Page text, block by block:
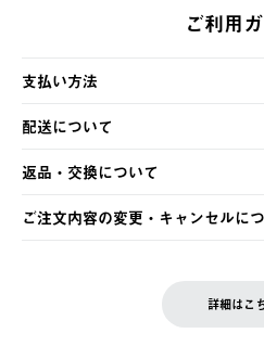
ご利用
支払い方法
以下のいずれかの方法でお支払い
・クレジットカード決済
・コンビニ決済
・Pay-easy決済
配送について
【発送スケジュール】
ご注文・ご入金完了より2営業日以
土日祝の発送はございませんので
の発送となる場合がございます。
返品・交換について
※お客様都合の場合
お客様都合の返品にかかる送料は
ご注文内容の変更・キャンセルに
LOGOS FAMILY会員の方は、会
詳細はこ